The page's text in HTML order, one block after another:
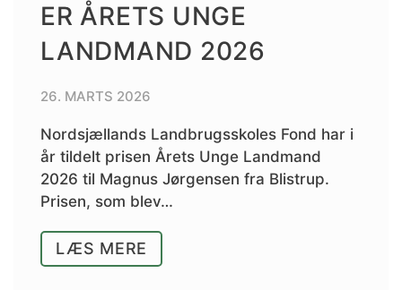
ER ÅRETS UNGE
LANDMAND 2026
26. MARTS 2026
Nordsjællands Landbrugsskoles Fond har i
år tildelt prisen Årets Unge Landmand
2026 til Magnus Jørgensen fra Blistrup.
Prisen, som blev…
LÆS MERE